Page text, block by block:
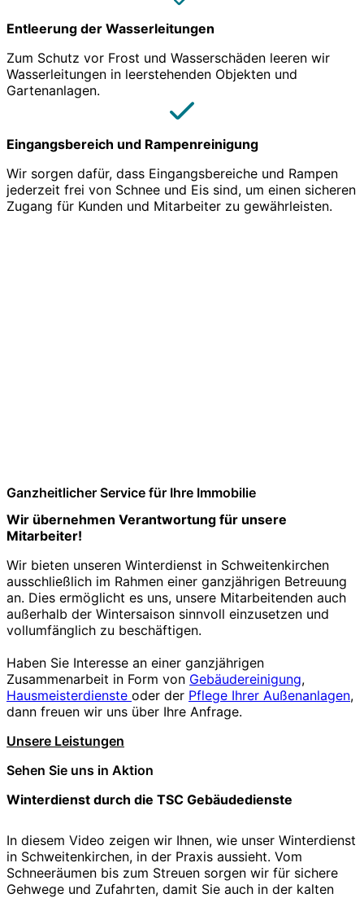
Entleerung der Wasserleitungen
Zum Schutz vor Frost und Wasserschäden leeren wir
Wasserleitungen in leerstehenden Objekten und
Gartenanlagen.
Eingangsbereich und Rampenreinigung
Wir sorgen dafür, dass Eingangsbereiche und Rampen
jederzeit frei von Schnee und Eis sind, um einen sicheren
Zugang für Kunden und Mitarbeiter zu gewährleisten.
Ganzheitlicher Service für Ihre Immobilie
Wir übernehmen Verantwortung für unsere
Mitarbeiter!
Wir bieten unseren Winterdienst in Schweitenkirchen
ausschließlich im Rahmen einer ganzjährigen Betreuung
an. Dies ermöglicht es uns, unsere Mitarbeitenden auch
außerhalb der Wintersaison sinnvoll einzusetzen und
vollumfänglich zu beschäftigen.
Haben Sie Interesse an einer ganzjährigen
Zusammenarbeit in Form von Gebäudereinigung,
Hausmeisterdienste oder der Pflege Ihrer Außenanlagen,
dann freuen wir uns über Ihre Anfrage.
Unsere Leistungen
Sehen Sie uns in Aktion
Winterdienst durch die TSC Gebäudedienste
In diesem Video zeigen wir Ihnen, wie unser Winterdienst
in Schweitenkirchen, in der Praxis aussieht. Vom
Schneeräumen bis zum Streuen sorgen wir für sichere
Gehwege und Zufahrten, damit Sie auch in der kalten